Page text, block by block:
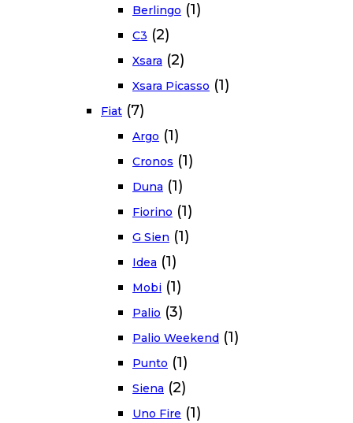
Berlingo (1)
C3 (2)
Xsara (2)
Xsara Picasso (1)
Fiat (7)
Argo (1)
Cronos (1)
Duna (1)
Fiorino (1)
G Sien (1)
Idea (1)
Mobi (1)
Palio (3)
Palio Weekend (1)
Punto (1)
Siena (2)
Uno Fire (1)